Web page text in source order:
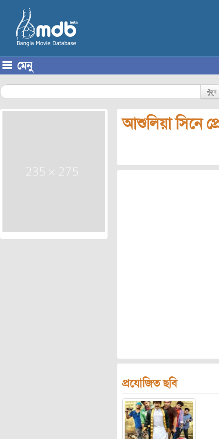
মেনু
খুঁজুন
আশুলিয়া সিনে
প্রযোজিত ছবি